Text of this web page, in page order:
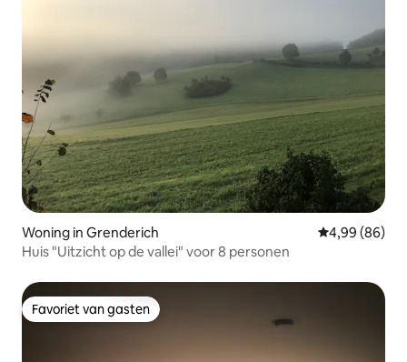
Woning in Grenderich Gemiddelde
4,99 (86)
Huis "Uitzicht op de vallei" voor 8 personen
Favoriet van gasten
Favoriet van gasten